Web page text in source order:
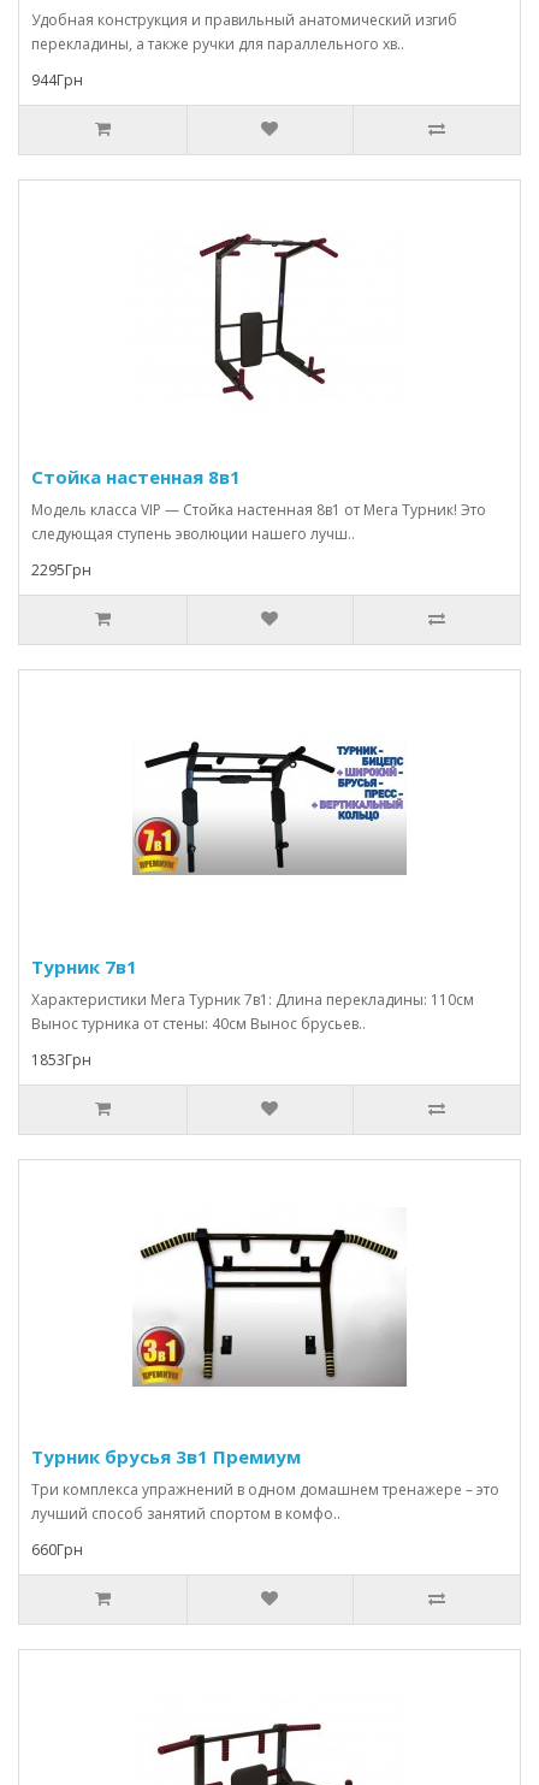
Удобная конструкция и правильный анатомический изгиб
перекладины, а также ручки для параллельного хв..
944Грн
Стойка настенная 8в1
Модель класса VIP — Стойка настенная 8в1 от Мега Турник! Это
следующая ступень эволюции нашего лучш..
2295Грн
Турник 7в1
Характеристики Мега Турник 7в1: Длина перекладины: 110см
Вынос турника от стены: 40см Вынос брусьев..
1853Грн
Турник брусья 3в1 Премиум
Три комплекса упражнений в одном домашнем тренажере – это
лучший способ занятий спортом в комфо..
660Грн